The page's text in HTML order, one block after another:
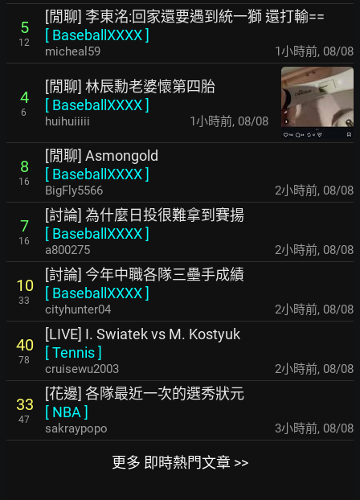
5
12
[閒聊] 李東洺:回家還要遇到統一獅 還打輸==
[ BaseballXXXX]
micheal59 1小時前, 08/08
4
6
[閒聊] 林辰勳老婆懷第四胎
[ BaseballXXXX]
huihuiiiii 1小時前, 08/08
8
16
[閒聊] Asmongold
[ BaseballXXXX]
BigFly5566 2小時前, 08/08
7
16
[討論] 為什麼日投很難拿到賽揚
[ BaseballXXXX]
a800275 2小時前, 08/08
10
33
[討論] 今年中職各隊三壘手成績
[ BaseballXXXX]
cityhunter04 2小時前, 08/08
40
78
[LIVE] I. Swiatek vs M. Kostyuk
[Tennis]
cruisewu2003 2小時前, 08/08
33
47
[花邊] 各隊最近一次的選秀狀元
[ NBA ]
sakraypopo 3小時前, 08/08
更多 即時熱門文章 >>